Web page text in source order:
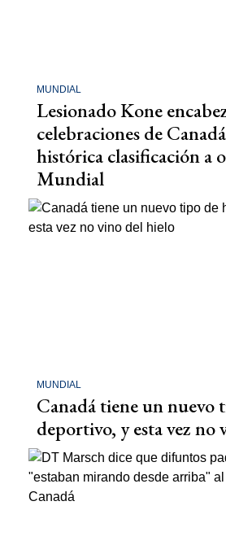
MUNDIAL
Lesionado Kone
celebraciones de
histórica clasificación a
Mundial
MUNDIAL
Canadá tiene un nuevo
deportivo, y esta vez no